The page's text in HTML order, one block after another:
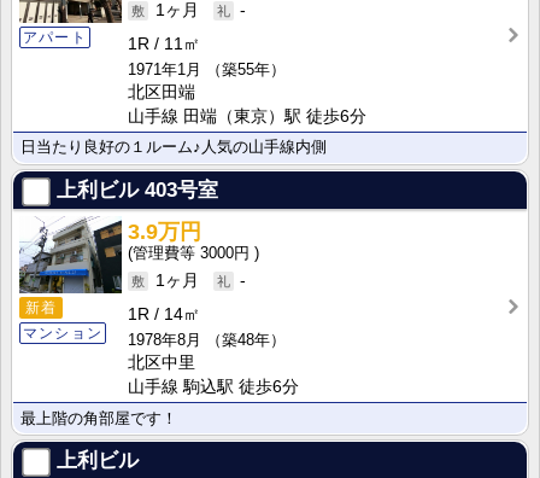
アパート
1ヶ月
-
1R
11㎡
1971年1月
（築55年）
北区田端
山手線 田端（東京）駅 徒歩6分
日当たり良好の１ルーム♪人気の山手線内側
上利ビル403号室
新着
マンション
3.9万円
3000円
1ヶ月
-
1R
14㎡
1978年8月
（築48年）
北区中里
山手線 駒込駅 徒歩6分
最上階の角部屋です！
上利ビル